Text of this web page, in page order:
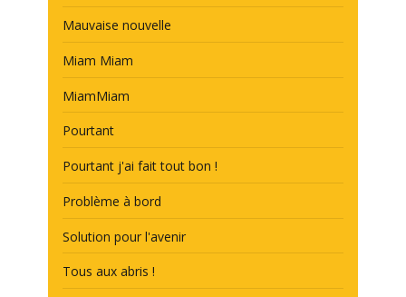
Mauvaise nouvelle
Miam Miam
MiamMiam
Pourtant
Pourtant j'ai fait tout bon !
Problème à bord
Solution pour l'avenir
Tous aux abris !